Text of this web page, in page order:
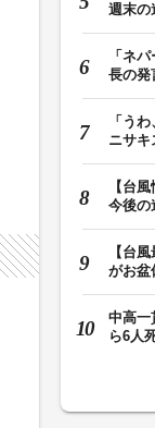
週末
「ネ
長の
「う
ニサ
【台
今後
【台
がお
中高
ら6人